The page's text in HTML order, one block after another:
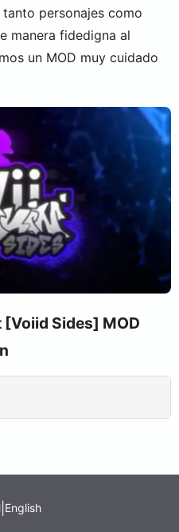
personajes como
manera fidedigna al
un MOD muy cuidado
[Voiid Sides] MOD
English